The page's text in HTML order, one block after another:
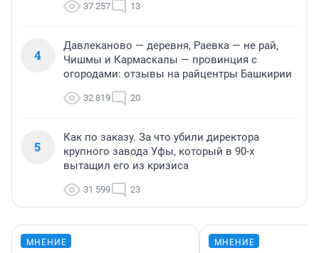
37 257 13
4
Давлеканово — деревня, Раевка — не рай,
Чишмы и Кармаскалы — провинция с
огородами: отзывы на райцентры Башкирии
32 819 20
5
Как по заказу. За что убили директора
крупного завода Уфы, который в 90-х
вытащил его из кризиса
31 599 23
МНЕНИЕ МНЕНИЕ